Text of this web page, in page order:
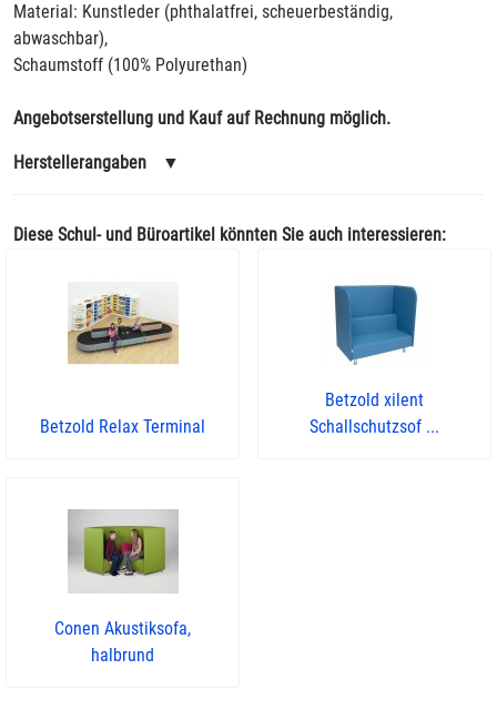
Material: Kunstleder (phthalatfrei, scheuerbeständig,
abwaschbar),
Schaumstoff (100% Polyurethan)
Angebotserstellung und Kauf auf Rechnung möglich.
Herstellerangaben ▼
Diese Schul- und Büroartikel könnten Sie auch interessieren:
Betzold Relax Terminal
Betzold xilent
Schallschutzsof ...
Conen Akustiksofa,
halbrund